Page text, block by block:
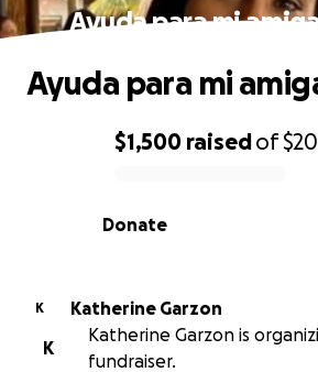
Ayuda para mi
0% complete
$1,500 raisedof
Donate
Ayuda para mi
K
Katherine Garzon
K
Katherine Garzon is
fundraiser.